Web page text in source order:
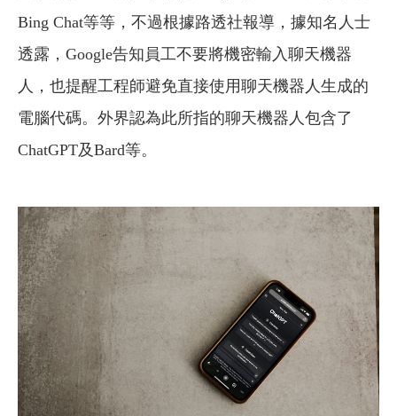
Bing Chat等等，不過根據路透社報導，據知名人士
透露，Google告知員工不要將機密輸入聊天機器
人，也提醒工程師避免直接使用聊天機器人生成的
電腦代碼。外界認為此所指的聊天機器人包含了
ChatGPT及Bard等。